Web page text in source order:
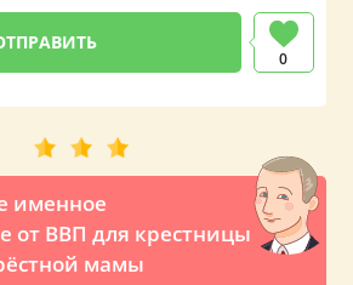
0
именное
от ВВП для крестницы
мамы